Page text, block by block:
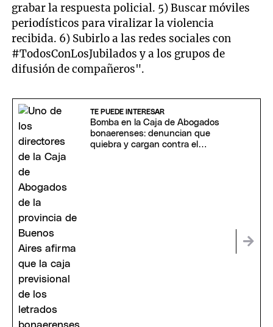
grabar la respuesta policial. 5) Buscar móviles
periodísticos para viralizar la violencia
recibida. 6) Subirlo a las redes sociales con
#TodosConLosJubilados y a los grupos de
difusión de compañeros".
TE PUEDE INTERESAR
Bomba en la Caja de Abogados
bonaerenses: denuncian que
quiebra y cargan contra el